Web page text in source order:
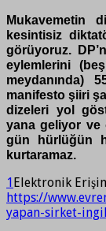
Mukavemetin
kesintisiz
görüyoruz.
eylemlerini
meydanında)
manifesto şiiri
dizeleri yol
yana geliyor ve
gün hürlüğün
kurtaramaz.
1Elektronik
https://
yapan-sirket-